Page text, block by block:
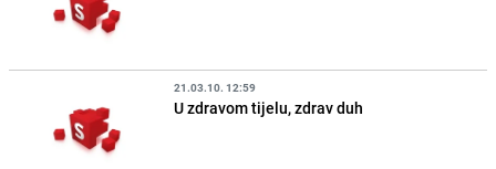
21.03.10. 12:59
U zdravom tijelu, zdrav duh